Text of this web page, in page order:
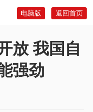
返回首页
电脑版
放 我国自
强劲